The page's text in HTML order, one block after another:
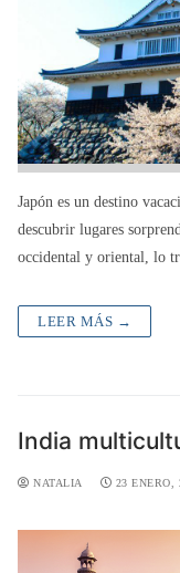
Japón es un destino
descubrir lugares
occidental y oriental, lo
LEER MÁS →
India
NATALIA 23 ENERO,